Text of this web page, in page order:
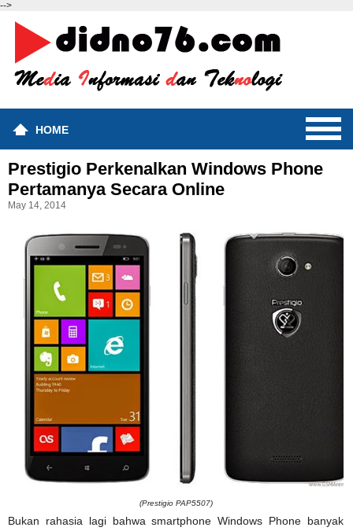
-->
HOME
Prestigio Perkenalkan Windows Phone
Pertamanya Secara Online
May 14, 2014
(Prestigio PAP5507)
Bukan rahasia lagi bahwa smartphone Windows Phone banyak